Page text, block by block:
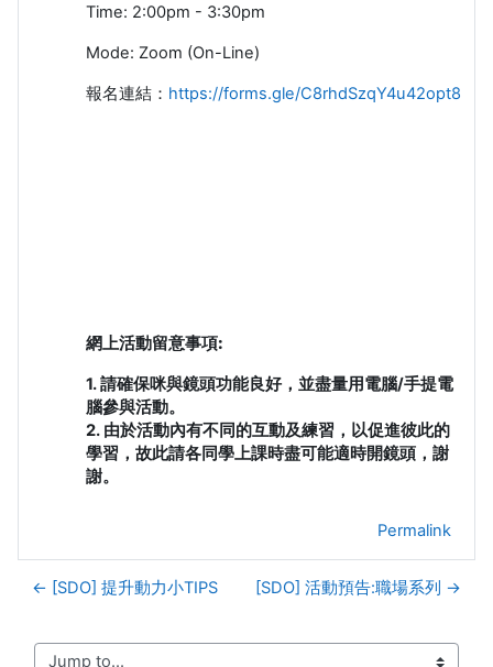
Time: 2:00pm - 3:30pm
Mode: Zoom (On-Line)
報名連結： https://forms.gle/C8rhdSzqY4u42opt8
網上活動留意事項:
1. 請確保咪與鏡頭功能良好，並盡量用電腦/手提電
腦參與活動。
2. 由於活動內有不同的互動及練習，以促進彼此的
學習，故此請各同學上課時盡可能適時開鏡頭，謝
謝。
Permalink
← [SDO] 提升動力小TIPS [SDO] 活動預告:職場系列 →